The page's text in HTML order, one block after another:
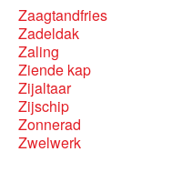
Zaagtandfries
Zadeldak
Zaling
Ziende kap
Zijaltaar
Zijschip
Zonnerad
Zwelwerk